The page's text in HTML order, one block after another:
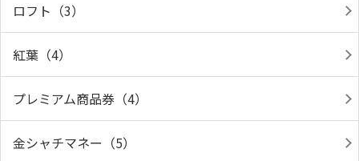
ロフト（3）
紅葉（4）
プレミアム商品券（4）
金シャチマネー（5）